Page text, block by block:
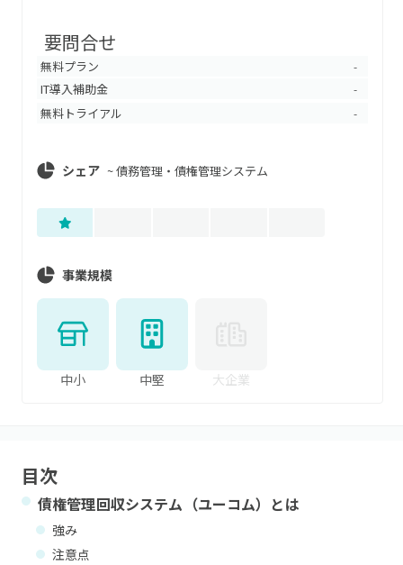
要問合せ
無料プラン -
IT導入補助金 -
無料トライアル -
シェア ~債務管理・債権管理システム
事業規模
中小 中堅 大企業
目次
債権管理回収システム（ユーコム） とは
強み
注意点